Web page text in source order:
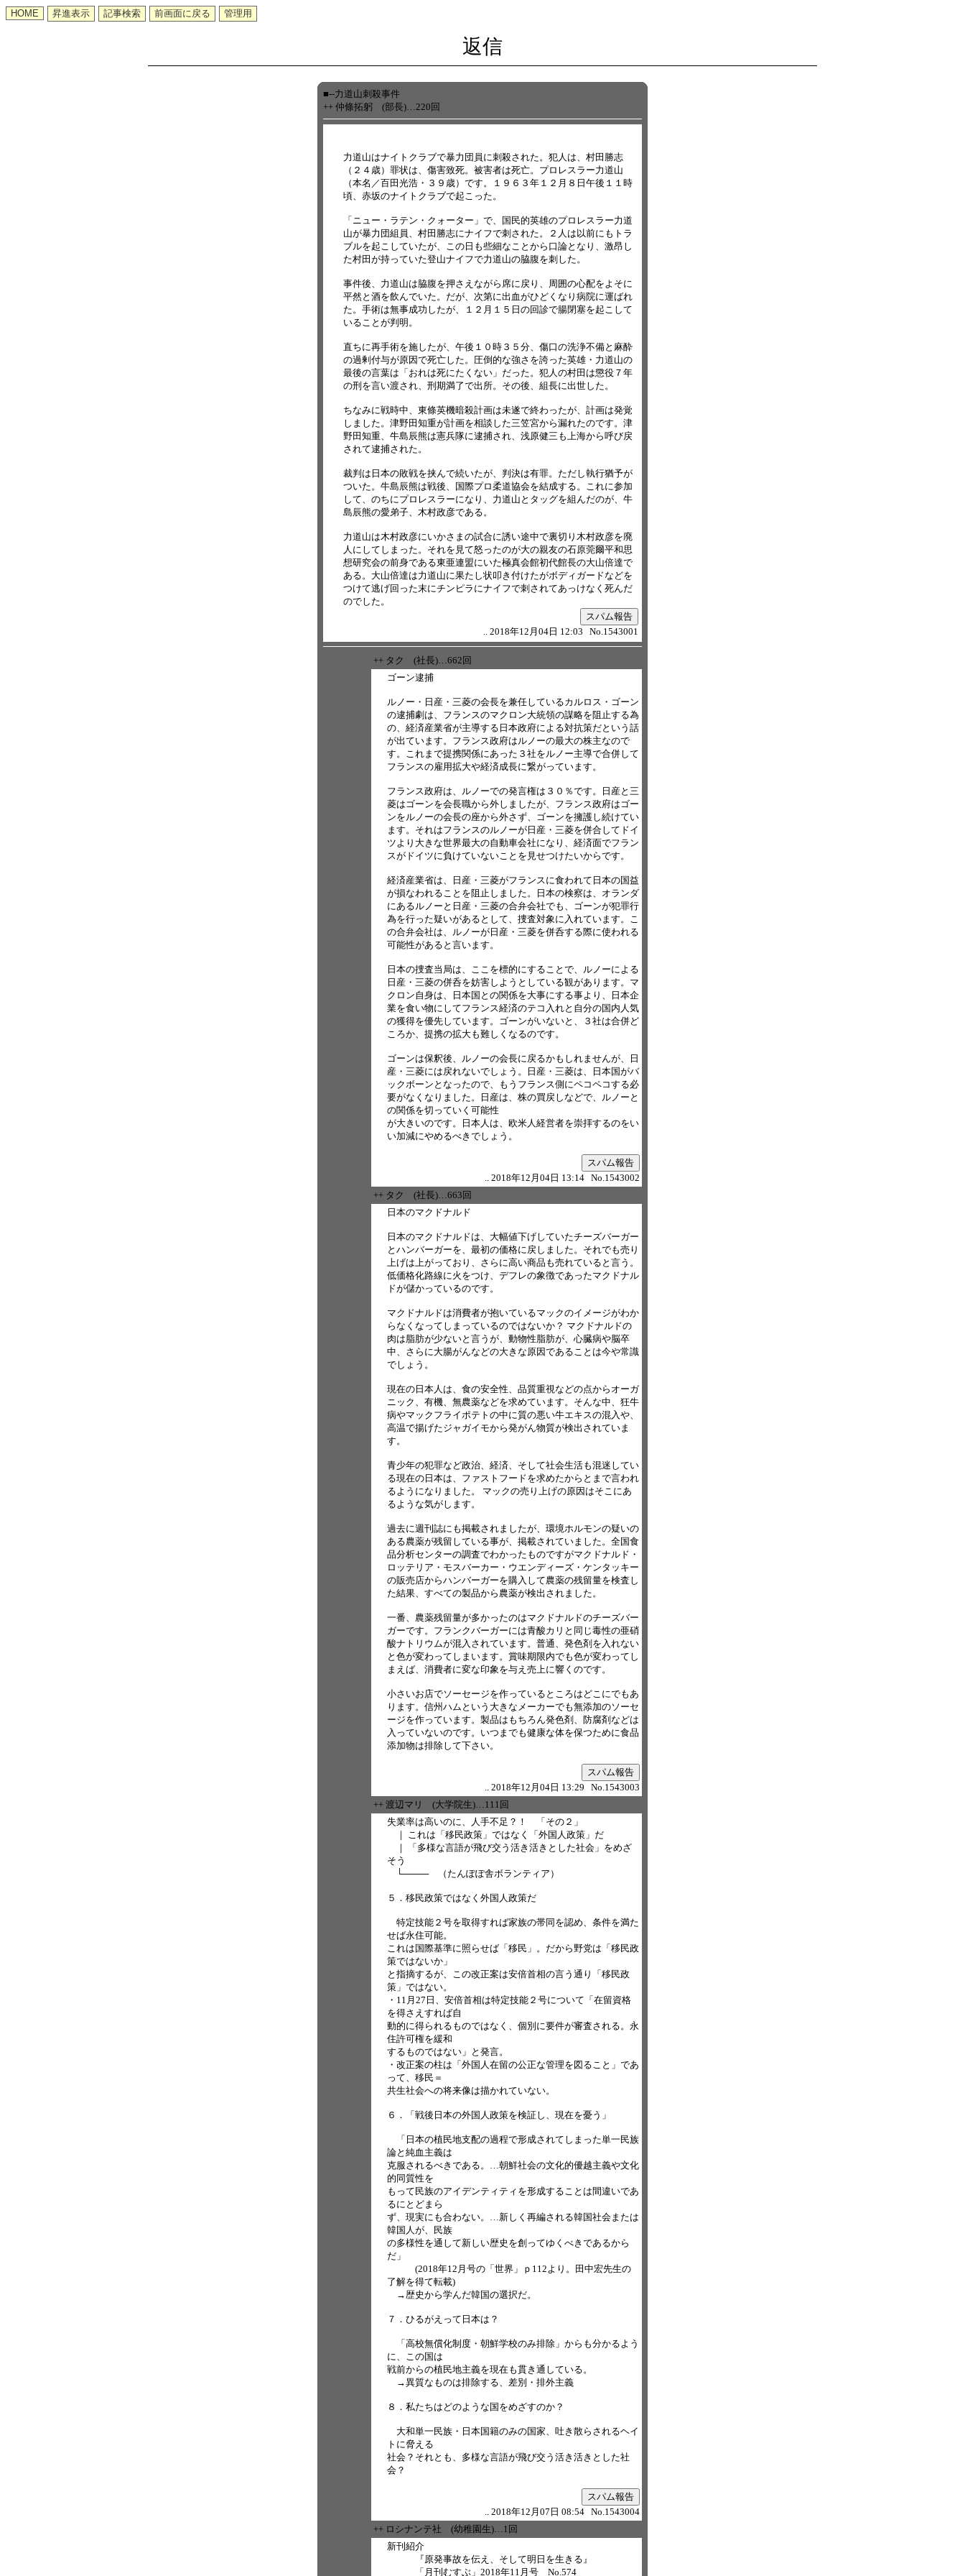
返信
■--力道山刺殺事件
++ 仲條拓躬 (部長)…220回
力道山はナイトクラブで暴力団員に刺殺された。犯人は、村田勝志
（２４歳）罪状は、傷害致死。被害者は死亡。プロレスラー力道山
（本名／百田光浩・３９歳）です。１９６３年１２月８日午後１１時
頃、赤坂のナイトクラブで起こった。
「ニュー・ラテン・クォーター」で、国民的英雄のプロレスラー力道
山が暴力団組員、村田勝志にナイフで刺された。２人は以前にもトラ
ブルを起こしていたが、この日も些細なことから口論となり、激昂し
た村田が持っていた登山ナイフで力道山の脇腹を刺した。
事件後、力道山は脇腹を押さえながら席に戻り、周囲の心配をよそに
平然と酒を飲んでいた。だが、次第に出血がひどくなり病院に運ばれ
た。手術は無事成功したが、１２月１５日の回診で腸閉塞を起こして
いることが判明。
直ちに再手術を施したが、午後１０時３５分、傷口の洗浄不備と麻酔
の過剰付与が原因で死亡した。圧倒的な強さを誇った英雄・力道山の
最後の言葉は「おれは死にたくない」だった。犯人の村田は懲役７年
の刑を言い渡され、刑期満了で出所。その後、組長に出世した。
ちなみに戦時中、東條英機暗殺計画は未遂で終わったが、計画は発覚
しました。津野田知重が計画を相談した三笠宮から漏れたのです。津
野田知重、牛島辰熊は憲兵隊に逮捕され、浅原健三も上海から呼び戻
されて逮捕された。
裁判は日本の敗戦を挟んで続いたが、判決は有罪。ただし執行猶予が
ついた。牛島辰熊は戦後、国際プロ柔道協会を結成する。これに参加
して、のちにプロレスラーになり、力道山とタッグを組んだのが、牛
島辰熊の愛弟子、木村政彦である。
力道山は木村政彦にいかさまの試合に誘い途中で裏切り木村政彦を廃
人にしてしまった。それを見て怒ったのが大の親友の石原莞爾平和思
想研究会の前身である東亜連盟にいた極真会館初代館長の大山倍達で
ある。大山倍達は力道山に果たし状叩き付けたがボディガードなどを
つけて逃げ回った末にチンピラにナイフで刺されてあっけなく死んだ
のでした。
スパム報告
.. 2018年12月04日 12:03 No.1543001
++ タク (社長)…662回
ゴーン逮捕
ルノー・日産・三菱の会長を兼任しているカルロス・ゴーン
の逮捕劇は、フランスのマクロン大統領の謀略を阻止する為
の、経済産業省が主導する日本政府による対抗策だという話
が出ています。フランス政府はルノーの最大の株主なので
す。これまで提携関係にあった３社をルノー主導で合併して
フランスの雇用拡大や経済成長に繋がっています。
フランス政府は、ルノーでの発言権は３０％です。日産と三
菱はゴーンを会長職から外しましたが、フランス政府はゴー
ンをルノーの会長の座から外さず、ゴーンを擁護し続けてい
ます。それはフランスのルノーが日産・三菱を併合してドイ
ツより大きな世界最大の自動車会社になり、経済面でフラン
スがドイツに負けていないことを見せつけたいからです。
経済産業省は、日産・三菱がフランスに食われて日本の国益
が損なわれることを阻止しました。日本の検察は、オランダ
にあるルノーと日産・三菱の合弁会社でも、ゴーンが犯罪行
為を行った疑いがあるとして、捜査対象に入れています。こ
の合弁会社は、ルノーが日産・三菱を併呑する際に使われる
可能性があると言います。
日本の捜査当局は、ここを標的にすることで、ルノーによる
日産・三菱の併呑を妨害しようとしている観があります。マ
クロン自身は、日本国との関係を大事にする事より、日本企
業を食い物にしてフランス経済のテコ入れと自分の国内人気
の獲得を優先しています。ゴーンがいないと、３社は合併ど
ころか、提携の拡大も難しくなるのです。
ゴーンは保釈後、ルノーの会長に戻るかもしれませんが、日
産・三菱には戻れないでしょう。日産・三菱は、日本国がバ
ックボーンとなったので、もうフランス側にペコペコする必
要がなくなりました。日産は、株の買戻しなどで、ルノーと
の関係を切っていく可能性
が大きいのです。日本人は、欧米人経営者を崇拝するのをい
い加減にやめるべきでしょう。
スパム報告
.. 2018年12月04日 13:14 No.1543002
++ タク (社長)…663回
日本のマクドナルド
日本のマクドナルドは、大幅値下げしていたチーズバーガー
とハンバーガーを、最初の価格に戻しました。それでも売り
上げは上がっており、さらに高い商品も売れていると言う。
低価格化路線に火をつけ、デフレの象徴であったマクドナル
ドが儲かっているのです。
マクドナルドは消費者が抱いているマックのイメージがわか
らなくなってしまっているのではないか？ マクドナルドの
肉は脂肪が少ないと言うが、動物性脂肪が、心臓病や脳卒
中、さらに大腸がんなどの大きな原因であることは今や常識
でしょう。
現在の日本人は、食の安全性、品質重視などの点からオーガ
ニック、有機、無農薬などを求めています。そんな中、狂牛
病やマックフライポテトの中に質の悪い牛エキスの混入や、
高温で揚げたジャガイモから発がん物質が検出されていま
す。
青少年の犯罪など政治、経済、そして社会生活も混迷してい
る現在の日本は、ファストフードを求めたからとまで言われ
るようになりました。 マックの売り上げの原因はそこにあ
るような気がします。
過去に週刊誌にも掲載されましたが、環境ホルモンの疑いの
ある農薬が残留している事が、掲載されていました。全国食
品分析センターの調査でわかったものですがマクドナルド・
ロッテリア・モスバーカー・ウエンディーズ・ケンタッキー
の販売店からハンバーガーを購入して農薬の残留量を検査し
た結果、すべての製品から農薬が検出されました。
一番、農薬残留量が多かったのはマクドナルドのチーズバー
ガーです。フランクバーガーには青酸カリと同じ毒性の亜硝
酸ナトリウムが混入されています。普通、発色剤を入れない
と色が変わってしまいます。賞味期限内でも色が変わってし
まえば、消費者に変な印象を与え売上に響くのです。
小さいお店でソーセージを作っているところはどこにでもあ
ります。信州ハムという大きなメーカーでも無添加のソーセ
ージを作っています。製品はもちろん発色剤、防腐剤などは
入っていないのです。いつまでも健康な体を保つために食品
添加物は排除して下さい。
スパム報告
.. 2018年12月04日 13:29 No.1543003
++ 渡辺マリ (大学院生)…111回
失業率は高いのに、人手不足？！ 「その２」
｜ これは「移民政策」ではなく「外国人政策」だ
｜ 「多様な言語が飛び交う活き活きとした社会」をめざ
そう
└──── （たんぽぽ舎ボランティア）
５．移民政策ではなく外国人政策だ
特定技能２号を取得すれば家族の帯同を認め、条件を満た
せば永住可能。
これは国際基準に照らせば「移民」。だから野党は「移民政
策ではないか」
と指摘するが、この改正案は安倍首相の言う通り「移民政
策」ではない。
・11月27日、安倍首相は特定技能２号について「在留資格
を得さえすれば自
動的に得られるものではなく、個別に要件が審査される。永
住許可権を緩和
するものではない」と発言。
・改正案の柱は「外国人在留の公正な管理を図ること」であ
って、移民＝
共生社会への将来像は描かれていない。
６．「戦後日本の外国人政策を検証し、現在を憂う」
「日本の植民地支配の過程で形成されてしまった単一民族
論と純血主義は
克服されるべきである。…朝鮮社会の文化的優越主義や文化
的同質性を
もって民族のアイデンティティを形成することは間違いであ
るにとどまら
ず、現実にも合わない。…新しく再編される韓国社会または
韓国人が、民族
の多様性を通して新しい歴史を創ってゆくべきであるから
だ」
(2018年12月号の「世界」ｐ112より。田中宏先生の
了解を得て転載)
→歴史から学んだ韓国の選択だ。
７．ひるがえって日本は？
「高校無償化制度・朝鮮学校のみ排除」からも分かるよう
に、この国は
戦前からの植民地主義を現在も貫き通している。
→異質なものは排除する、差別・排外主義
８．私たちはどのような国をめざすのか？
大和単一民族・日本国籍のみの国家、吐き散らされるヘイ
トに脅える
社会？それとも、多様な言語が飛び交う活き活きとした社
会？
スパム報告
.. 2018年12月07日 08:54 No.1543004
++ ロシナンテ社 (幼稚園生)…1回
新刊紹介
『原発事故を伝え、そして明日を生きる』
「月刊むすぶ」2018年11月号 No.574